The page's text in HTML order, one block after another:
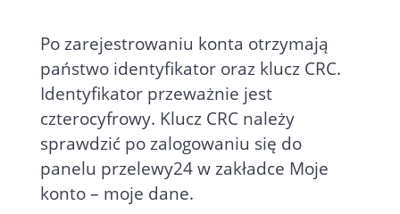
Po zarejestrowaniu konta otrzymają
państwo identyfikator oraz klucz CRC.
Identyfikator przeważnie jest
czterocyfrowy. Klucz CRC należy
sprawdzić po zalogowaniu się do
panelu przelewy24 w zakładce Moje
konto – moje dane.